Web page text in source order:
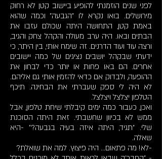
לפני שנים הוזמנתי להופיע ביישוב קטן לא רחוק
מירושלים. בואו נקרא לו "הגבעה" וכמה שהוא
באמת קטן, התחושה היתה שכולם עזבו את
הבתים ובאו. היה ערב מעולה והקהל צחק והגיב,
ורצה עוד ועוד הדרנים. זה שימח אותי, בין היתר, כי
ידעתי שבקהל יושבים נציגים של כמה יישובים
אחרים. הם באו פחות או יותר כדי לבחון את
ההופעה, ולבדוק אם כדאי להזמין אותי גם אליהם.
לא היה לי ספק שעברתי את הבחינה. תיכף
הטלפון יצלצל ויצלצל.
ואכן, כעבור כמה ימים קיבלתי שיחת טלפון, אבל
ממש לא בכיוון שחשבתי. זאת היתה הסוכנת
שלי. "תגיד, היתה איזה בעיה בגבעה?" -היא
שאלה.
-לא! מה פתאום... היה פיצוץ. למה את שואלת?